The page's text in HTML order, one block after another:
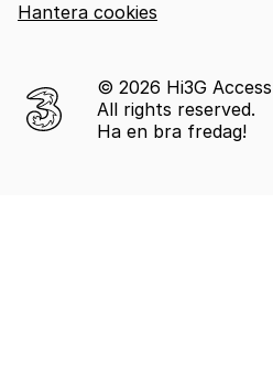
© 2026 Hi3G
All rights reserved.
Ha en bra fredag!
Hantera cookies